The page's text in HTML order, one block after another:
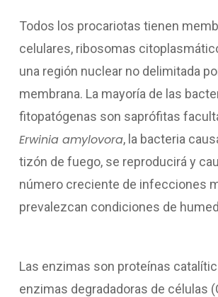
Todos los procariotas tienen
celulares, ribosomas
una región nuclear no delimitada
membrana. La mayoría de las
fitopatógenas son saprófitas
Erwinia amylovora, la bacteria
tizón de fuego, se reproducirá y
número creciente de infecciones
prevalezcan condiciones de
Las enzimas son proteínas
enzimas degradadoras de células